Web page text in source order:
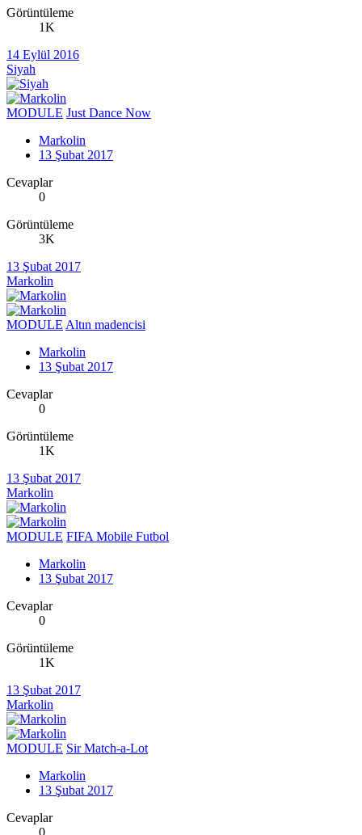
Görüntüleme
1K
14 Eylül 2016
Siyah
MODULE Just Dance Now
Markolin
13 Şubat 2017
Cevaplar
0
Görüntüleme
3K
13 Şubat 2017
Markolin
MODULE Altın madencisi
Markolin
13 Şubat 2017
Cevaplar
0
Görüntüleme
1K
13 Şubat 2017
Markolin
MODULE FIFA Mobile Futbol
Markolin
13 Şubat 2017
Cevaplar
0
Görüntüleme
1K
13 Şubat 2017
Markolin
MODULE Sir Match-a-Lot
Markolin
13 Şubat 2017
Cevaplar